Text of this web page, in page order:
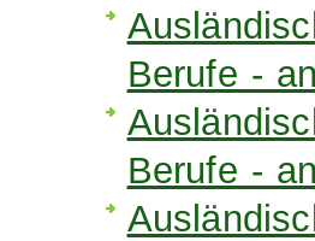
Berufe -
Berufe -